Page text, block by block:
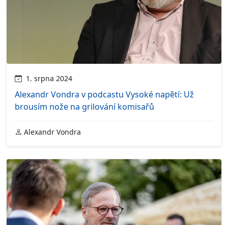
1. srpna 2024
Alexandr Vondra v podcastu Vysoké napětí: Už
brousím nože na grilování komisařů
Alexandr Vondra